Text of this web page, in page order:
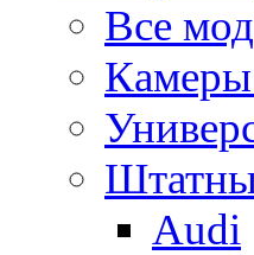
Все
Audi